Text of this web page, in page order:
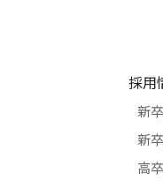
採用
新
新
高